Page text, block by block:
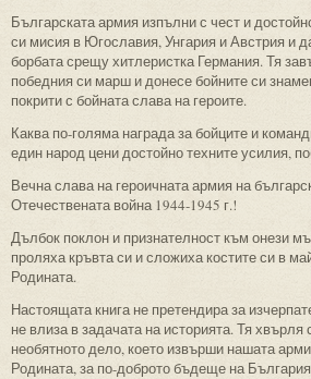
Българската армия изпълни с чест и
си мисия в Югославия, Унгария и Австрия и
борбата срещу хитлеристка Германия. Тя
победния си марш и донесе бойните си
покрити с бойната слава на героите.
Каква по-голяма награда за бойците и
един народ цени достойно техните усилия,
Вечна слава на героичната армия на
Отечествената война 1944-1945 г.!
Дълбок поклон и признателност към онези
проляха кръвта си и сложиха костите си в
Родината.
Настоящата книга не претендира за
не влиза в задачата на историята. Тя хвърля
необятното дело, което извърши нашата
Родината, за по-доброто бъдеще на